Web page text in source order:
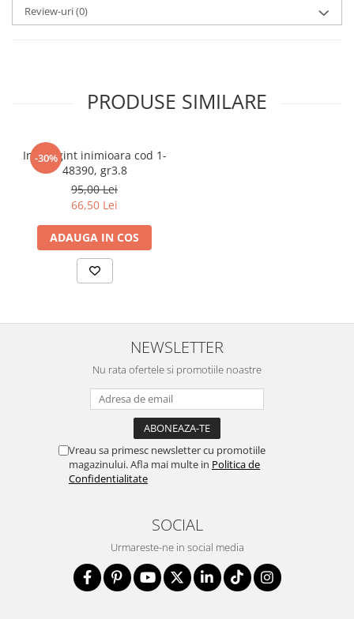
marimea 63
marimea 64
Review-uri(0)
PRODUSE SIMILARE
-30%
Inel argint inimioara cod 1-
48390, gr3.8
95,00 Lei
66,50 Lei
ADAUGA IN COS
NEWSLETTER
Nu rata ofertele si promotiile noastre
Vreau sa primesc newsletter cu promotiile
magazinului. Afla mai multe in Politica de
Confidentialitate
SOCIAL
Urmareste-ne in social media